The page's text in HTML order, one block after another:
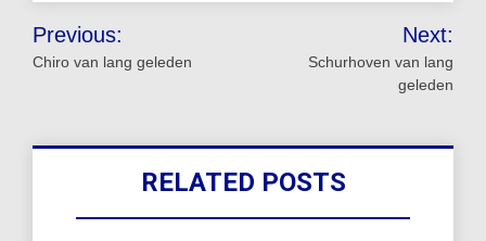
Bericht
navigatie
Previous:
Chiro van lang geleden
Next:
Schurhoven van lang
geleden
RELATED POSTS